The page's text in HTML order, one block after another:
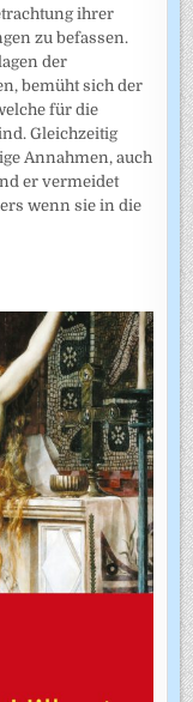
ihrer
zu befassen.
der
bemüht sich der
für die
Gleichzeitig
Annahmen, auch
er vermeidet
wenn sie in die